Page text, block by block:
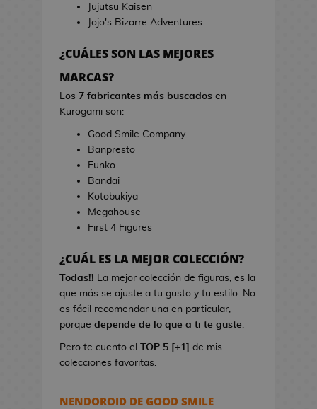
J
r
s
d
C
i
B
o
s
d
e
C
i
u
c
e
i
d
j
u
e
o
s
L
i
r
e
a
Jujutsu Kaisen
Jojo's Bizarre Adventures
¿CUÁLES SON LAS MEJORES
MARCAS?
Los 7 fabricantes más buscados en
Kurogami son:
Good Smile Company
Banpresto
Funko
Bandai
Kotobukiya
Megahouse
First 4 Figures
¿CUÁL ES LA MEJOR COLECCIÓN?
Todas!! La mejor colección de figuras, es la
que más se ajuste a tu gusto y tu estilo. No
es fácil recomendar una en particular,
porque depende de lo que a ti te guste.
Pero te cuento el TOP 5 [+1]
de mis
colecciones favoritas:
NENDOROID DE GOOD SMILE